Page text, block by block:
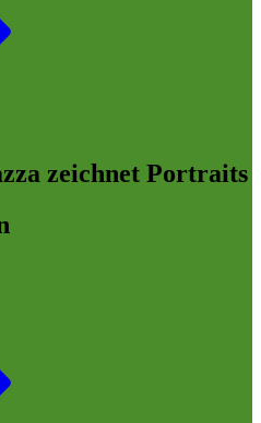
zeichnet Portraits